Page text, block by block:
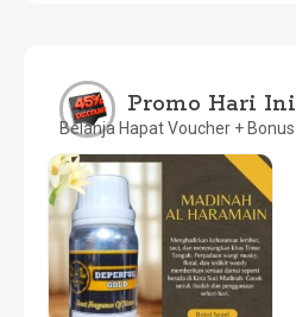
Promo Hari Ini
Belanja Hapat Voucher + Bonus